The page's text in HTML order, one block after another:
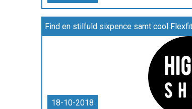
Find en stilfuld sixpence samt cool
18-10-2018